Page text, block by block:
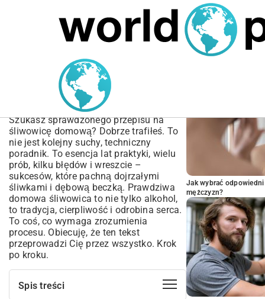
MARIUSZ ŁAMAGA 04.10.2025
Przepis na śliwowice
domową – Jak Zrobić
Krok po Kroku?
Szukasz sprawdzonego przepisu na
śliwowicę domową? Dobrze trafiłeś. To
nie jest kolejny suchy, techniczny
poradnik. To esencja lat praktyki, wielu
prób, kilku błędów i wreszcie –
sukcesów, które pachną dojrzałymi
śliwkami i dębową beczką. Prawdziwa
domowa śliwowica to nie tylko alkohol,
to tradycja, cierpliwość i odrobina serca.
To coś, co wymaga zrozumienia
procesu. Obiecuję, że ten tekst
przeprowadzi Cię przez wszystko. Krok
po kroku.
Spis treści
Jak wybrać
mężczyzn?